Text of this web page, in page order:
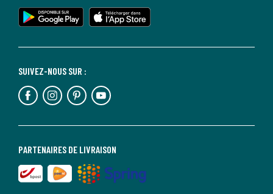
PARTENAIRES DE LIVRAISON
SUIVEZ-NOUS SUR :